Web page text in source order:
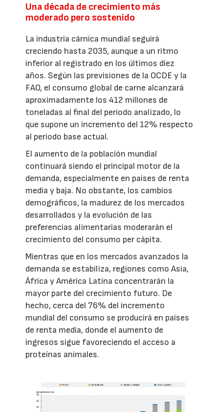
Una década de crecimiento más
moderado pero sostenido
La industria cárnica mundial seguirá
creciendo hasta 2035, aunque a un ritmo
inferior al registrado en los últimos diez
años. Según las previsiones de la OCDE y la
FAO, el consumo global de carne alcanzará
aproximadamente los 412 millones de
toneladas al final del periodo analizado, lo
que supone un incremento del 12% respecto
al periodo base actual.
El aumento de la población mundial
continuará siendo el principal motor de la
demanda, especialmente en países de renta
media y baja. No obstante, los cambios
demográficos, la madurez de los mercados
desarrollados y la evolución de las
preferencias alimentarias moderarán el
crecimiento del consumo per cápita.
Mientras que en los mercados avanzados la
demanda se estabiliza, regiones como Asia,
África y América Latina concentrarán la
mayor parte del crecimiento futuro. De
hecho, cerca del 76% del incremento
mundial del consumo se producirá en países
de renta media, donde el aumento de
ingresos sigue favoreciendo el acceso a
proteínas animales.